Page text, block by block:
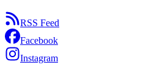
RSS Feed
Facebook
Instagram